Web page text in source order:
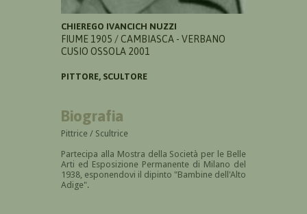
CHIEREGO IVANCICH NUZZI
FIUME 1905 / CAMBIASCA - VERBANO
CUSIO OSSOLA 2001
PITTORE, SCULTORE
Biografia
Pittrice / Scultrice
Partecipa alla Mostra della Società per le Belle
Arti ed Esposizione Permanente di Milano del
1938, esponendovi il dipinto "Bambine dell'Alto
Adige".